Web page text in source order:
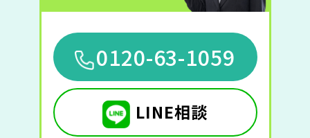
0120-63-1059
LINE相談